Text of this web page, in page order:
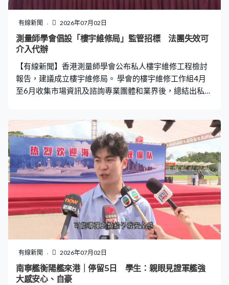
有線新聞 2026年07月02日
測量師學會倡設「樓宇維修局」監管招標 法團失效可
介入代辦
【有線新聞】香港測量師學會公布私人樓宇維修工程檢討
報告，建議成立樓宇維修局。 學會的樓宇維修工作組4月
至6月收集市場資訊及諮詢專業團體和業界後，總結出私樓
層等。建議成立樓宇維修局，監管涉及法定命令的工程，
審批顧問及承建商名冊及施行紀律處分，並設表現評核機
制及監管招標程序。如果法團失效、有重大安全風險、工
程金額或複雜度高，可以介入代辦工程。學會又建議設立
投訴及調解機制，解決工程糾紛。 香港測量師學會樓宇維
修工作組主席何鉅業：「很多小業主跟我們說，就算內部
小業主自己也有很多意見，大家都會質疑大家的意見。他
們在過程裡面花了很多心血、心力協調，但總會有人覺得
會不會有人有不良企圖，會不會有個人利益。所以其實獨
立性是很重要，大家希望如果有一個獨立的團體、機構，
代他們做最後的決策，甚至監督整個過程，業主就少一些
憂慮。」
有線新聞 2026年07月02日
南寧艦衡陽艦來港｜停留5日 學生：親眼見證軍艦強
大感安心、自豪